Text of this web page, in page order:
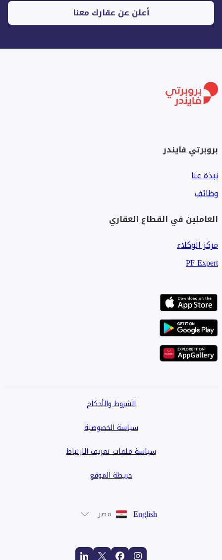
أعلن عن عقارك معنا
بروبرتي فايندر
نبذة عنا
وظائف
العاملين في القطاع العقاري
مركز الوكلاء
PF Expert
الشروط والأحكام
سياسة الخصوصية
سياسة ملفات تعريف الارتباط
خريطة الموقع
English مصر